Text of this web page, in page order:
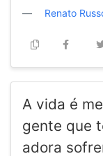
Renato
A vida é
gente que
adora